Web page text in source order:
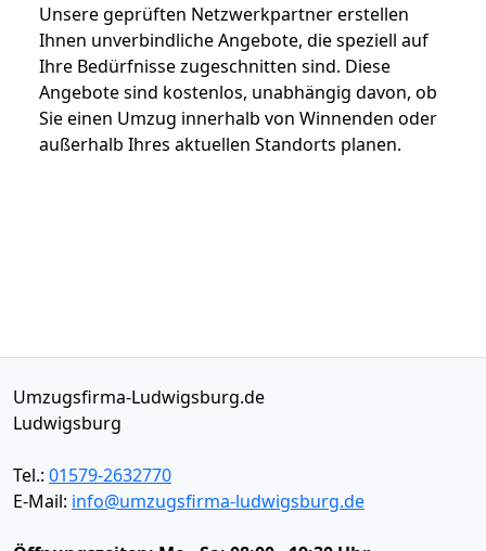
Unsere geprüften Netzwerkpartner erstellen
Ihnen unverbindliche Angebote, die speziell auf
Ihre Bedürfnisse zugeschnitten sind. Diese
Angebote sind kostenlos, unabhängig davon, ob
Sie einen Umzug innerhalb von Winnenden oder
außerhalb Ihres aktuellen Standorts planen.
Umzugsfirma-Ludwigsburg.de
Ludwigsburg
Tel.: 01579-2632770
E-Mail: info@umzugsfirma-ludwigsburg.de